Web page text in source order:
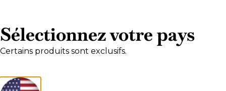
Sélectionnez votre pays
Certains produits sont exclusifs.